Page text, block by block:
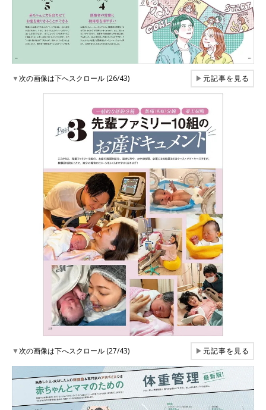
▼次の画像は下へスクロール (26/43) ▶元記事を見る
▼次の画像は下へスクロール (27/43) ▶元記事を見る